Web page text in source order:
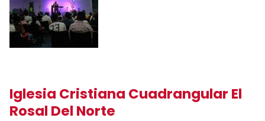
Iglesia Cristiana Cuadrangular El
Rosal Del Norte